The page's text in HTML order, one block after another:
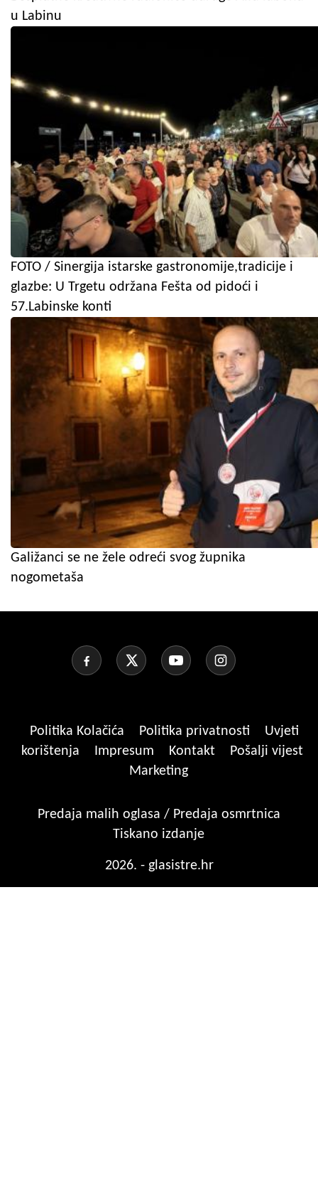
u Labinu
FOTO / Sinergija istarske gastronomije,tradicije i
glazbe: U Trgetu održana Fešta od pidoći i
57.Labinske konti
Galižanci se ne žele odreći svog župnika
nogometaša
Politika Kolačića Politika privatnosti
Uvjeti
korištenja
Impresum Kontakt
Pošalji vijest
Marketing
Predaja malih oglasa / Predaja osmrtnica
Tiskano izdanje
2026. - glasistre.hr